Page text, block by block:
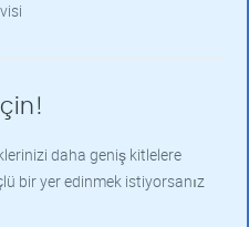
daha geniş kitlelere
bir yer edinmek istiyorsanız